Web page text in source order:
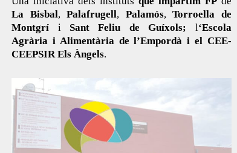
La Bisbal,Palafrugell, Palamós,Torroella de
Montgrí i Sant Feliu de Guíxols; l‘Escola
Agrària i Alimentària de l’Empordà i el CEE-
CEEPSIR Els Àngels.